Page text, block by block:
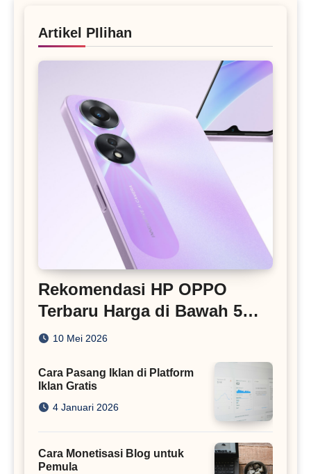
Artikel PIlihan
Rekomendasi HP OPPO
Terbaru Harga di Bawah 5
Juta
10 Mei 2026
Cara Pasang Iklan di Platform
Iklan Gratis
4 Januari 2026
Cara Monetisasi Blog untuk
Pemula